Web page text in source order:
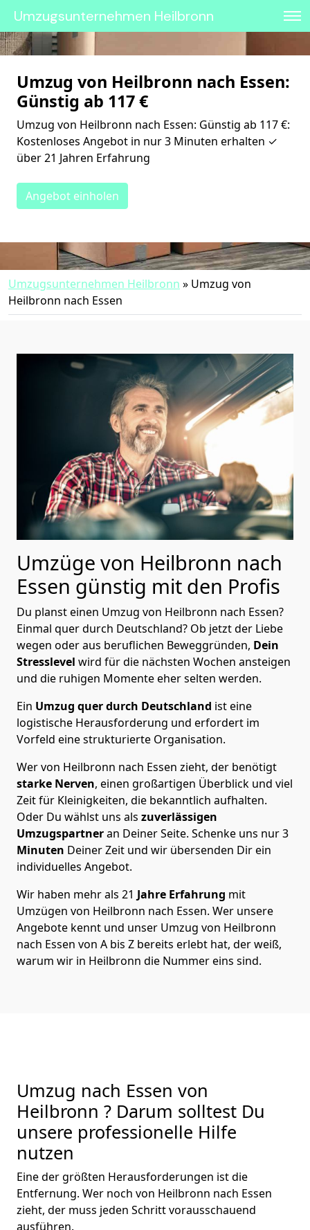
Umzugsunternehmen Heilbronn
Umzug von Heilbronn nach Essen:
Günstig ab 117 €
Umzug von Heilbronn nach Essen: Günstig ab 117 €:
Kostenloses Angebot in nur 3 Minuten erhalten ✓
über 21 Jahren Erfahrung
Angebot einholen
Umzugsunternehmen Heilbronn » Umzug von
Heilbronn nach Essen
Umzüge von Heilbronn nach
Essen günstig mit den Profis
Du planst einen Umzug von Heilbronn nach Essen?
Einmal quer durch Deutschland? Ob jetzt der Liebe
wegen oder aus beruflichen Beweggründen, Dein
Stresslevel wird für die nächsten Wochen ansteigen
und die ruhigen Momente eher selten werden.
Ein Umzug quer durch Deutschland ist eine
logistische Herausforderung und erfordert im
Vorfeld eine strukturierte Organisation.
Wer von Heilbronn nach Essen zieht, der benötigt
starke Nerven, einen großartigen Überblick und viel
Zeit für Kleinigkeiten, die bekanntlich aufhalten.
Oder Du wählst uns als zuverlässigen
Umzugspartneran Deiner Seite. Schenke uns nur3
Minuten Deiner Zeit und wir übersenden Dir ein
individuelles Angebot.
Wir haben mehr als 21 Jahre Erfahrung mit
Umzügen von Heilbronn nach Essen. Wer unsere
Angebote kennt und unser Umzug von Heilbronn
nach Essen von A bis Z bereits erlebt hat, der weiß,
warum wir in Heilbronn die Nummer eins sind.
Umzug nach Essen von
Heilbronn ? Darum solltest Du
unsere professionelle Hilfe
nutzen
Eine der größten Herausforderungen ist die
Entfernung. Wer noch von Heilbronn nach Essen
zieht, der muss jeden Schritt vorausschauend
ausführen.